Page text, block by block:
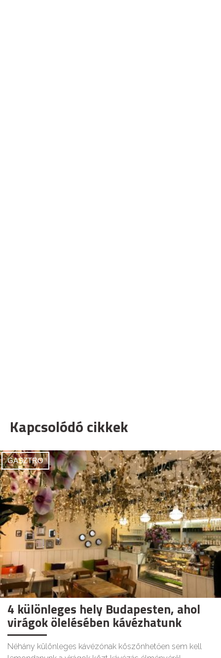
Kapcsolódó cikkek
GASZTRO
4 különleges hely Budapesten, ahol
virágok ölelésében kávézhatunk
Néhány különleges kávézónak köszönhetően sem kell